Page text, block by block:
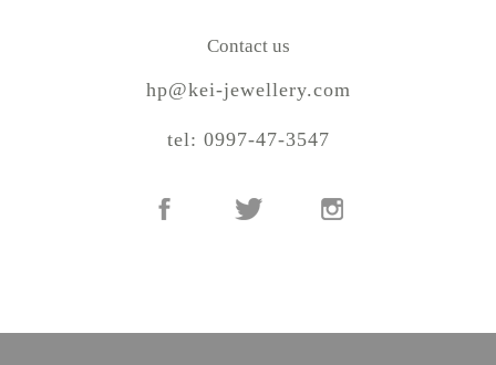
Contact us
hp@kei-jewellery.com
tel: 0997-47-3547